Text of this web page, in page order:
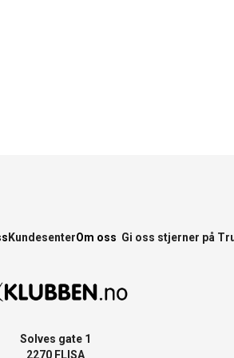
KundesenterOm oss Gi oss stjerner på
Solves gate 1
2270 FLISA